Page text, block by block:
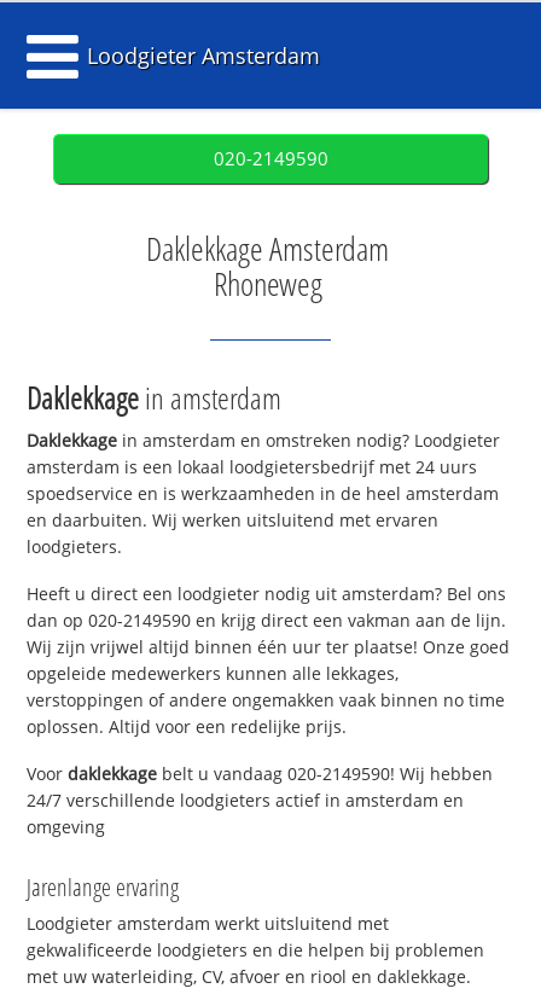
Loodgieter Amsterdam
020-2149590
Daklekkage Amsterdam
Rhoneweg
Daklekkagein amsterdam
Daklekkage in amsterdam en omstreken nodig? Loodgieter
amsterdam is een lokaal loodgietersbedrijf met 24 uurs
spoedservice en is werkzaamheden in de heel amsterdam
en daarbuiten. Wij werken uitsluitend met ervaren
loodgieters.
Heeft u direct een loodgieter nodig uit amsterdam? Bel ons
dan op 020-2149590 en krijg direct een vakman aan de lijn.
Wij zijn vrijwel altijd binnen één uur ter plaatse! Onze goed
opgeleide medewerkers kunnen alle lekkages,
verstoppingen of andere ongemakken vaak binnen no time
oplossen. Altijd voor een redelijke prijs.
Voordaklekkage belt u vandaag 020-2149590! Wij hebben
24/7 verschillende loodgieters actief in amsterdam en
omgeving
Jarenlange ervaring
Loodgieter amsterdam werkt uitsluitend met
gekwalificeerde loodgieters en die helpen bij problemen
met uw waterleiding, CV, afvoer en riool en daklekkage.